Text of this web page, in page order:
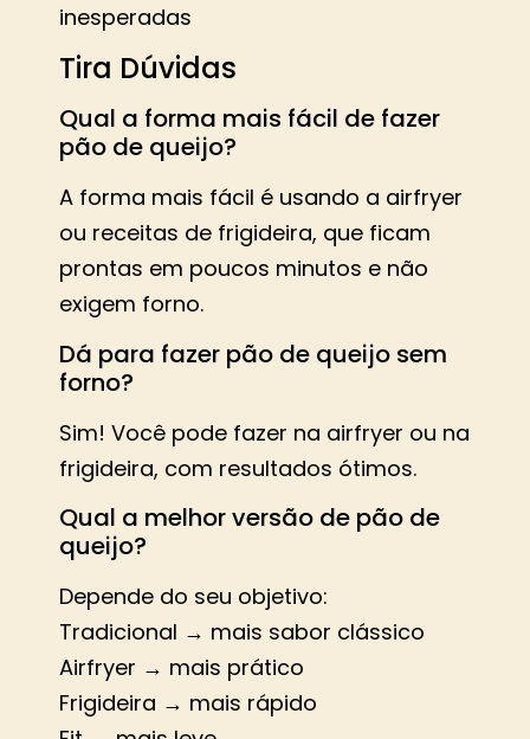
inesperadas
Tira Dúvidas
Qual a forma mais fácil de fazer
pão de queijo?
A forma mais fácil é usando a airfryer
ou receitas de frigideira, que ficam
prontas em poucos minutos e não
exigem forno.
Dá para fazer pão de queijo sem
forno?
Sim! Você pode fazer na airfryer ou na
frigideira, com resultados ótimos.
Qual a melhor versão de pão de
queijo?
Depende do seu objetivo:
Tradicional → mais sabor clássico
Airfryer → mais prático
Frigideira → mais rápido